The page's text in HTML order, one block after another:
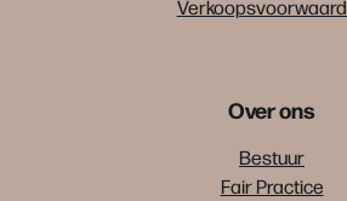
Over ons
Bestuur
Fair Practice